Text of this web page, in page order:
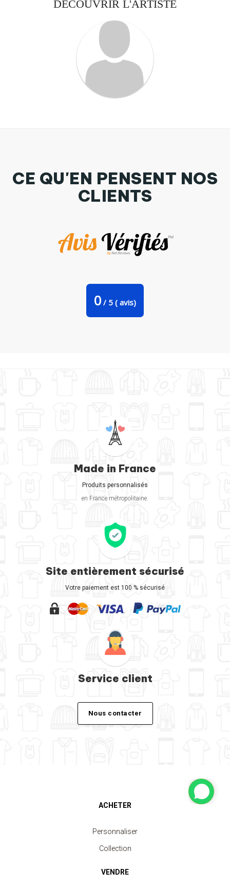
DÉCOUVRIR L'ARTISTE
CE QU'EN PENSENT NOS
CLIENTS
0 / 5 ( avis)
Made in France
Produits personnalisés
en France métropolitaine.
Site entièrement sécurisé
Votre paiement est 100 % sécurisé
Service client
Nous contacter
ACHETER
Personnaliser
Collection
VENDRE